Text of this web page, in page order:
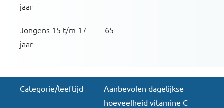
jaar
Jongens 15 t/m 17
jaar
65
Categorie/leeftijd
Aanbevolen dagelijkse
hoeveelheid vitamine C